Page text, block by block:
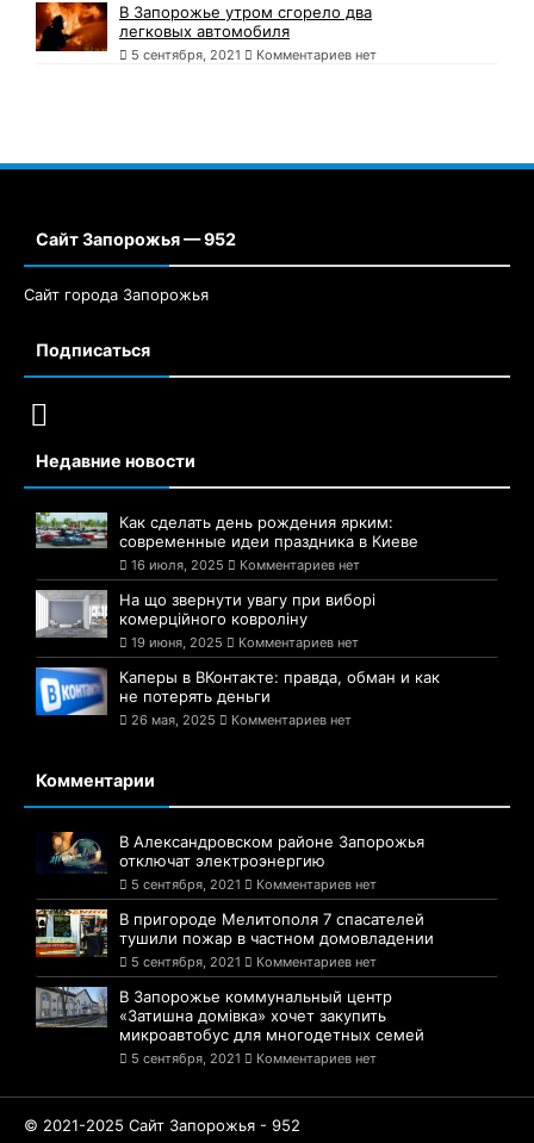
В Запорожье утром сгорело два
легковых автомобиля
5 сентября, 2021 Комментариев нет
Сайт Запорожья — 952
Сайт города Запорожья
Подписаться
Недавние новости
Как сделать день рождения ярким:
современные идеи праздника в Киеве
16 июля, 2025 Комментариев нет
На що звернути увагу при виборі
комерційного ковроліну
19 июня, 2025 Комментариев нет
Каперы в ВКонтакте: правда, обман и как
не потерять деньги
26 мая, 2025 Комментариев нет
Комментарии
В Александровском районе Запорожья
отключат электроэнергию
5 сентября, 2021 Комментариев нет
В пригороде Мелитополя 7 спасателей
тушили пожар в частном домовладении
5 сентября, 2021 Комментариев нет
В Запорожье коммунальный центр
«Затишна домівка» хочет закупить
микроавтобус для многодетных семей
5 сентября, 2021 Комментариев нет
© 2021-2025 Сайт Запорожья - 952